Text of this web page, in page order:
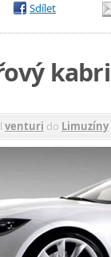
Sdílet
venturi do Limuzíny